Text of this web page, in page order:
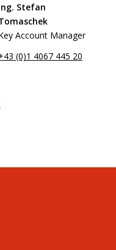
Stefan
Account Manager
(0)1 4067 445 20